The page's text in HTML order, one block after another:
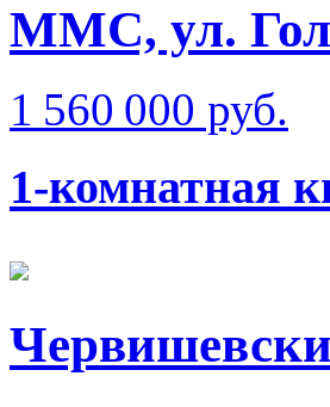
ММС, ул.
1 560 000 руб.
1-комнатная